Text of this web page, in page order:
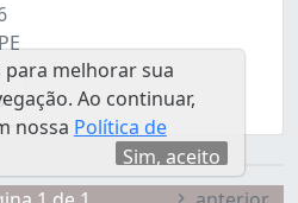
melhorar sua
Ao continuar,
nossa Política de
Sim, aceito